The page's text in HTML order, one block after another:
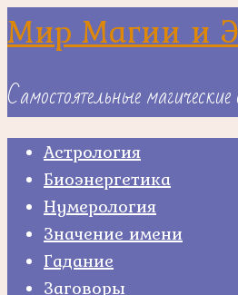
Skip
to
Мир Магии и
Самостоятельные
Астрология
Биоэнергетика
Нумерология
Значение имени
Гадание
Заговоры